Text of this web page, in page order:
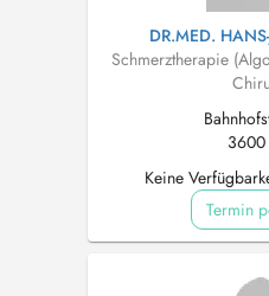
DR.MED.
Schmerztherapie
3600
Keine
Termin